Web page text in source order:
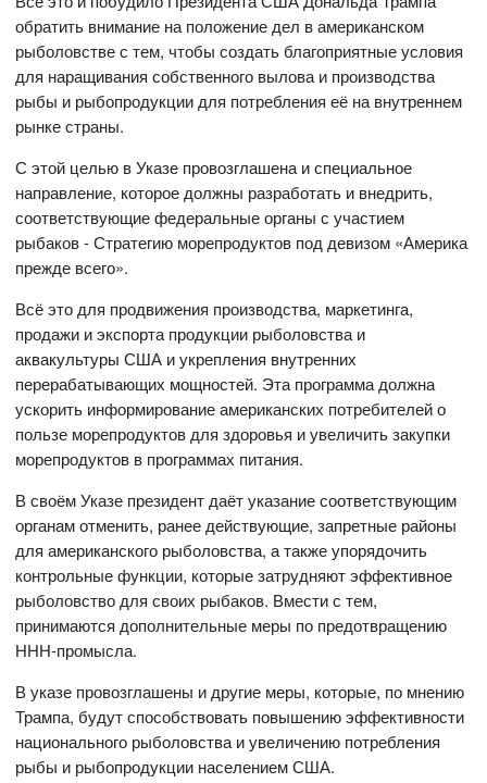
обратить внимание на положение дел в американском
рыболовстве с тем, чтобы создать благоприятные условия
для наращивания собственного вылова и производства
рыбы и рыбопродукции для потребления её на внутреннем
рынке страны.
С этой целью в Указе провозглашена и специальное
направление, которое должны разработать и внедрить,
соответствующие федеральные органы с участием
рыбаков - Стратегию морепродуктов под девизом «Америка
прежде всего».
Всё это для продвижения производства, маркетинга,
продажи и экспорта продукции рыболовства и
аквакультуры США и укрепления внутренних
перерабатывающих мощностей. Эта программа должна
ускорить информирование американских потребителей о
пользе морепродуктов для здоровья и увеличить закупки
морепродуктов в программах питания.
В своём Указе президент даёт указание соответствующим
органам отменить, ранее действующие, запретные районы
для американского рыболовства, а также упорядочить
контрольные функции, которые затрудняют эффективное
рыболовство для своих рыбаков. Вмести с тем,
принимаются дополнительные меры по предотвращению
ННН-промысла.
В указе провозглашены и другие меры, которые, по мнению
Трампа, будут способствовать повышению эффективности
национального рыболовства и увеличению потребления
рыбы и рыбопродукции населением США.